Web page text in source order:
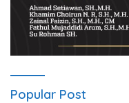
Popular Post